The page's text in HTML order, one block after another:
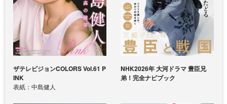
ザテレビジョンCOLORS Vol.61 P
INK
表紙：中島健人
NHK2026年 大河ドラマ 豊臣兄
弟！完全ナビブック